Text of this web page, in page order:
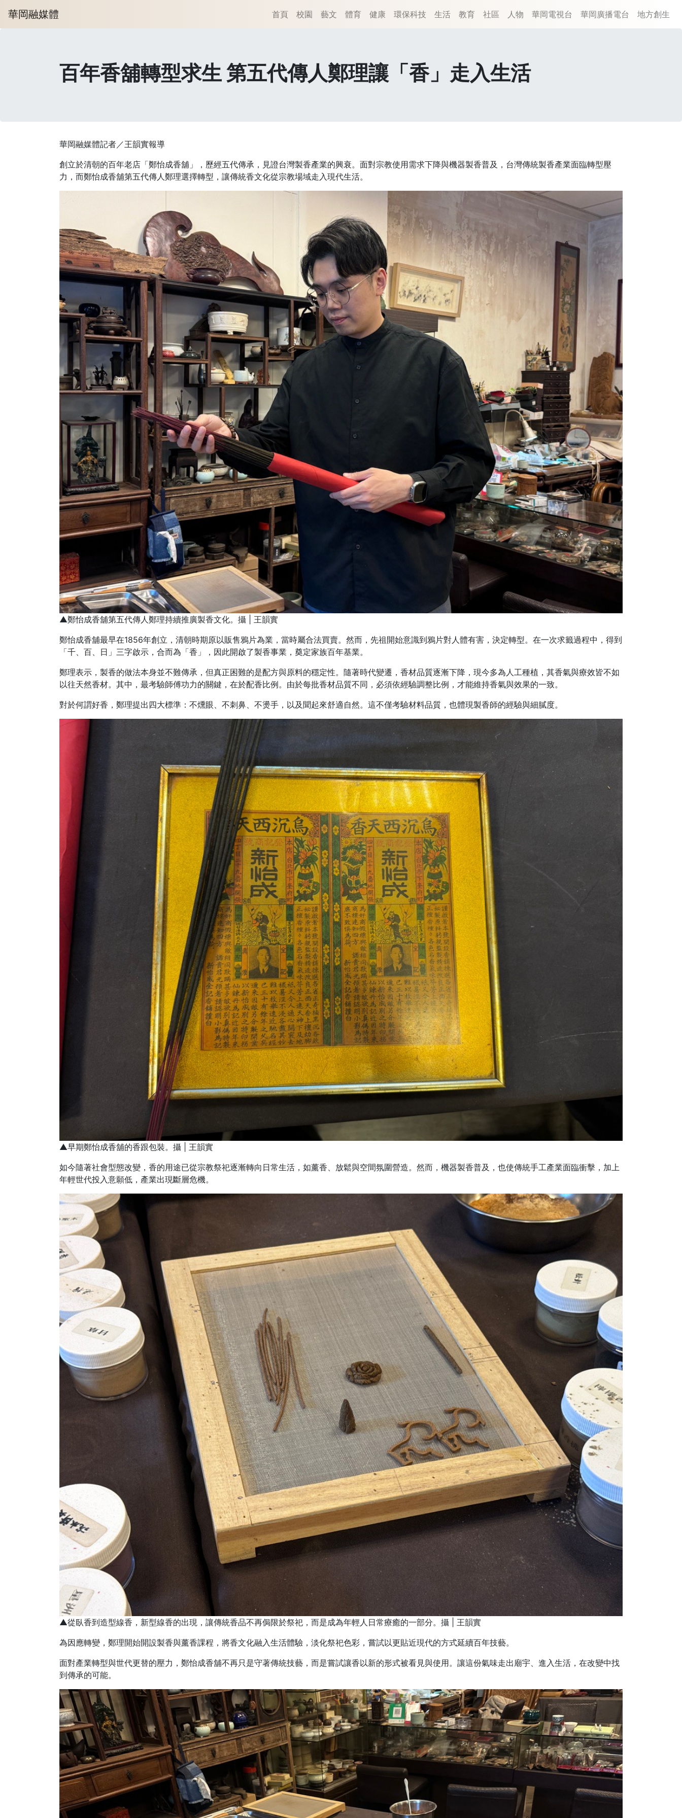
華岡融媒體 首頁 校園 藝文 體育 健康 環保科技 生活 教育 社區 人物 華岡電視台 華岡廣播電台 地方創生
百年香舖轉型求生 第五代傳人鄭理讓「香」走入生活
華岡融媒體記者／王韻實報導
創立於清朝的百年老店「鄭怡成香舖」，歷經五代傳承，見證台灣製香產業的興衰。面對宗教使用需求下降與機器製香普及，台灣傳統製香產業面臨轉型壓
力，而鄭怡成香舖第五代傳人鄭理選擇轉型，讓傳統香文化從宗教場域走入現代生活。
▲鄭怡成香舖第五代傳人鄭理持續推廣製香文化。攝 | 王韻實
鄭怡成香舖最早在1856年創立，清朝時期原以販售鴉片為業，當時屬合法買賣。然而，先祖開始意識到鴉片對人體有害，決定轉型。在一次求籤過程中，得到
「千、百、日」三字啟示，合而為「香」，因此開啟了製香事業，奠定家族百年基業。
鄭理表示，製香的做法本身並不難傳承，但真正困難的是配方與原料的穩定性。隨著時代變遷，香材品質逐漸下降，現今多為人工種植，其香氣與療效皆不如
以往天然香材。其中，最考驗師傅功力的關鍵，在於配香比例。由於每批香材品質不同，必須依經驗調整比例，才能維持香氣與效果的一致。
對於何謂好香，鄭理提出四大標準：不燻眼、不刺鼻、不燙手，以及聞起來舒適自然。這不僅考驗材料品質，也體現製香師的經驗與細膩度。
▲早期鄭怡成香舖的香跟包裝。攝 | 王韻實
如今隨著社會型態改變，香的用途已從宗教祭祀逐漸轉向日常生活，如薰香、放鬆與空間氛圍營造。然而，機器製香普及，也使傳統手工產業面臨衝擊，加上
年輕世代投入意願低，產業出現斷層危機。
▲從臥香到造型線香，新型線香的出現，讓傳統香品不再侷限於祭祀，而是成為年輕人日常療癒的一部分。攝 | 王韻實
為因應轉變，鄭理開始開設製香與薰香課程，將香文化融入生活體驗，淡化祭祀色彩，嘗試以更貼近現代的方式延續百年技藝。
面對產業轉型與世代更替的壓力，鄭怡成香舖不再只是守著傳統技藝，而是嘗試讓香以新的形式被看見與使用。讓這份氣味走出廟宇、進入生活，在改變中找
到傳承的可能。